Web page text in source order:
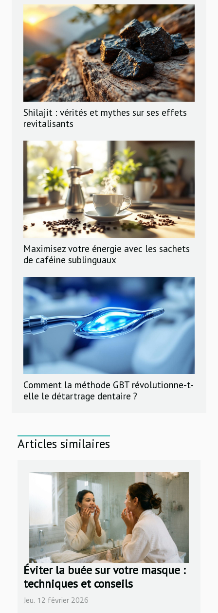
Shilajit : vérités et mythes sur ses effets
revitalisants
Maximisez votre énergie avec les sachets
de caféine sublinguaux
Comment la méthode GBT révolutionne-t-
elle le détartrage dentaire ?
Articles similaires
Éviter la buée sur votre masque :
techniques et conseils
Jeu. 12 février 2026